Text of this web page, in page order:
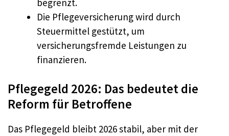
begrenzt.
Die Pflegeversicherung wird durch
Steuermittel gestützt, um
versicherungsfremde Leistungen zu
finanzieren.
Pflegegeld 2026: Das bedeutet die
Reform für Betroffene
Das Pflegegeld bleibt 2026 stabil, aber mit der